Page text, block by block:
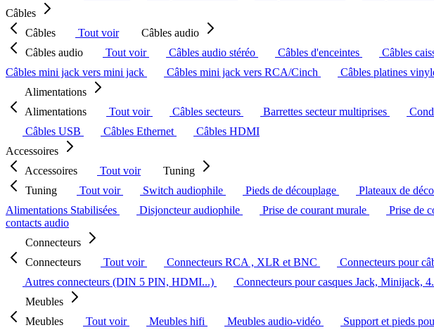
Câbles
Câbles
Tout voir
Câbles audio
Câbles audio
Tout voir Câbles audio stéréo Câbles d'enceintes Câbles
Câbles mini jack vers mini jack
Câbles mini jack vers RCA/Cinch Câbles platines
Alimentations
Alimentations
Tout voir Câbles secteurs Barrettes secteur multiprises
Câbles USB
Câbles Ethernet
Câbles HDMI
Accessoires
Accessoires
Tout voir
Tuning
Tuning
Tout voir Switch audiophile Pieds de découplage Plateaux de
Alimentations Stabilisées
Disjoncteur audiophile Prise de courant murale Prise de
contacts audio
Connecteurs
Connecteurs
Tout voir Connecteurs RCA , XLR et BNC Connecteurs pour
Autres connecteurs (DIN 5 PIN, HDMI...)
Connecteurs pour casques Jack, Minijack,
Meubles
Meubles
Tout voir Meubles hifi Meubles audio-vidéo Support et pieds